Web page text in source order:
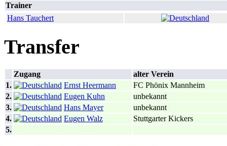
Trainer
Hans Tauchert
Transfer
Zugang
alter Verein
1.
Ernst Heermann
FC Phönix Mannheim
2.
Eugen Kuhn
unbekannt
3.
Hans Mayer
unbekannt
4.
Eugen Walz
Stuttgarter Kickers
5.